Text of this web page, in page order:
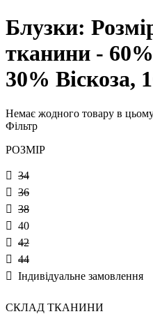
Блузки:
тканини -
30% Віскоза,
Немає жодного товару в цьому
Фільтр
РОЗМІР
34
36
38
40
42
44
Індивідуальне замовлення
СКЛАД ТКАНИНИ